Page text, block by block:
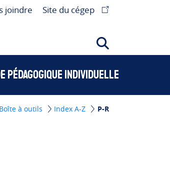
joindre Site du cégep
pédagogique individuelle
Boîte à outils Index A-Z P-R